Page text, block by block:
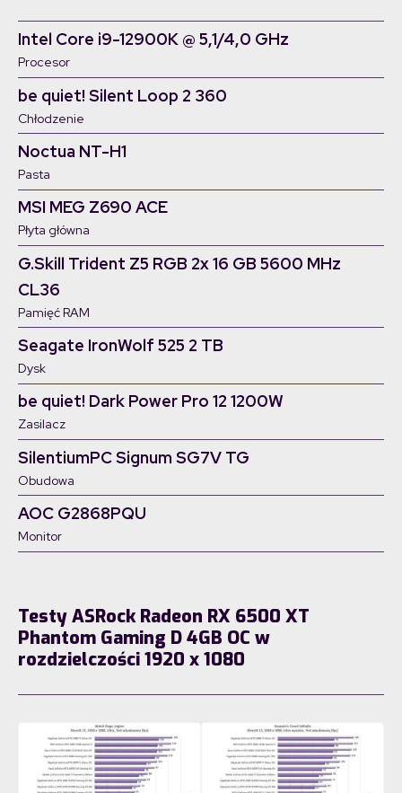
Procesor
Intel Core i9-12900K @ 5,1/4,0 GHz
Chłodzenie
be quiet! Silent Loop 2 360
Pasta
Noctua NT-H1
Płyta główna
MSI MEG Z690 ACE
Pamięć RAM
G.Skill Trident Z5 RGB 2x 16 GB 5600 MHz
CL36
Dysk
Seagate IronWolf 525 2 TB
Zasilacz
be quiet! Dark Power Pro 12 1200W
Obudowa
SilentiumPC Signum SG7V TG
Monitor
AOC G2868PQU
Testy ASRock Radeon RX 6500 XT
Phantom Gaming D 4GB OC w
rozdzielczości 1920 x 1080